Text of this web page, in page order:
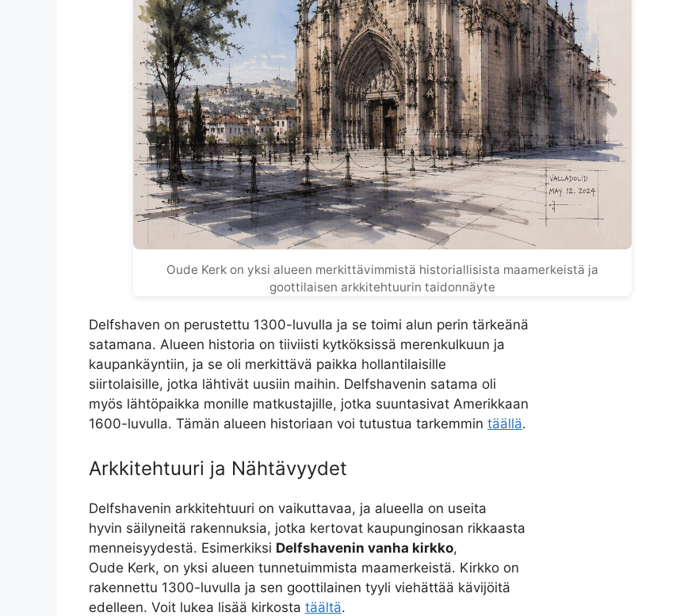
Oude Kerk on yksi alueen merkittävimmistä historiallisista maamerkeistä ja
goottilaisen arkkitehtuurin taidonnäyte
Delfshaven on perustettu 1300-luvulla ja se toimi alun perin tärkeänä
satamana. Alueen historia on tiiviisti kytköksissä merenkulkuun ja
kaupankäyntiin, ja se oli merkittävä paikka hollantilaisille
siirtolaisille, jotka lähtivät uusiin maihin. Delfshavenin satama oli
myös lähtöpaikka monille matkustajille, jotka suuntasivat Amerikkaan
1600-luvulla. Tämän alueen historiaan voi tutustua tarkemmin täällä.
Arkkitehtuuri ja Nähtävyydet
Delfshavenin arkkitehtuuri on vaikuttavaa, ja alueella on useita
hyvin säilyneitä rakennuksia, jotka kertovat kaupunginosan rikkaasta
menneisyydestä. Esimerkiksi Delfshavenin vanha kirkko,
Oude Kerk, on yksi alueen tunnetuimmista maamerkeistä. Kirkko on
rakennettu 1300-luvulla ja sen goottilainen tyyli viehättää kävijöitä
edelleen. Voit lukea lisää kirkosta täältä.